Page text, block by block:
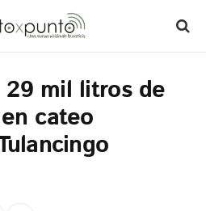
29 mil litros de
cateo